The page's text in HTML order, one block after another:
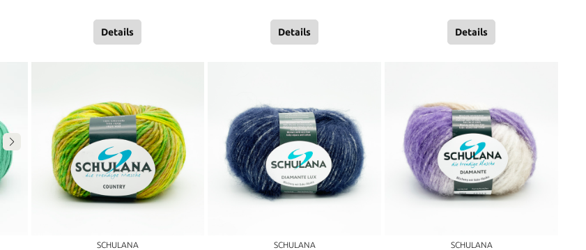
Details Details Details
SCHULANA SCHULANA SCHULANA